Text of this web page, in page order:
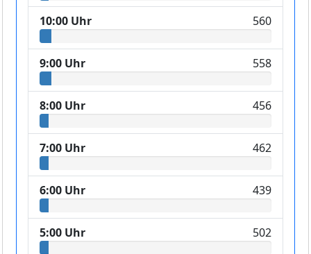
10:00 Uhr 560
9:00 Uhr 558
8:00 Uhr 456
7:00 Uhr 462
6:00 Uhr 439
5:00 Uhr 502